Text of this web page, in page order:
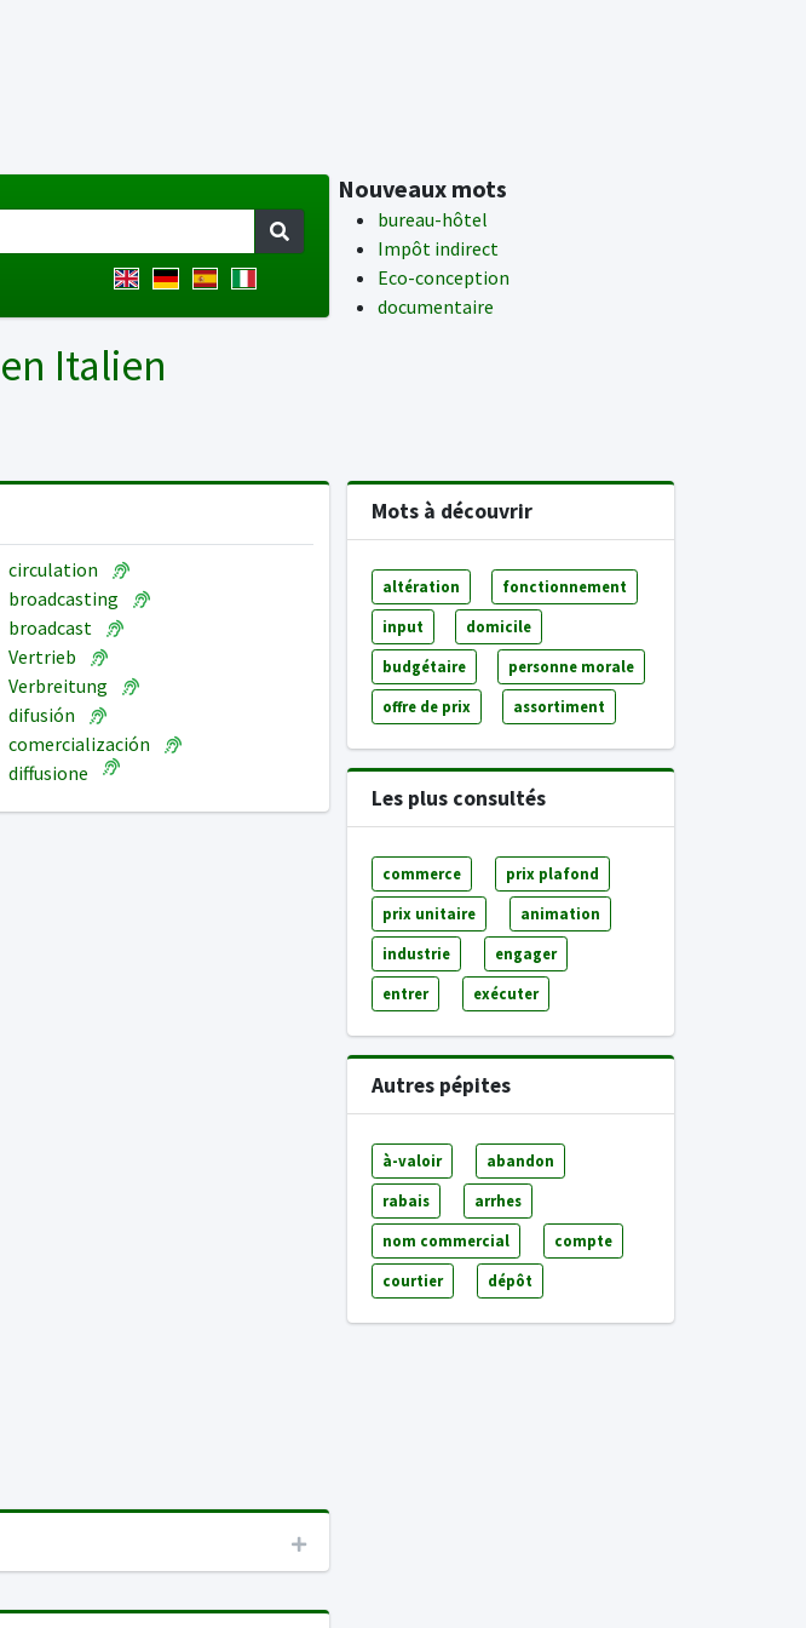
Nouveaux mots
bureau-hôtel
Impôt indirect
Eco-conception
documentaire
Italien
circulation
broadcasting
broadcast
Vertrieb
Verbreitung
difusión
comercialización
diffusione
Mots à découvrir
altération fonctionnement
input domicile
budgétaire personne morale
offre de prix assortiment
Les plus consultés
commerce prix plafond
prix unitaire animation
industrie engager
entrer exécuter
Autres pépites
à-valoir abandon
rabais arrhes
nom commercial compte
courtier dépôt